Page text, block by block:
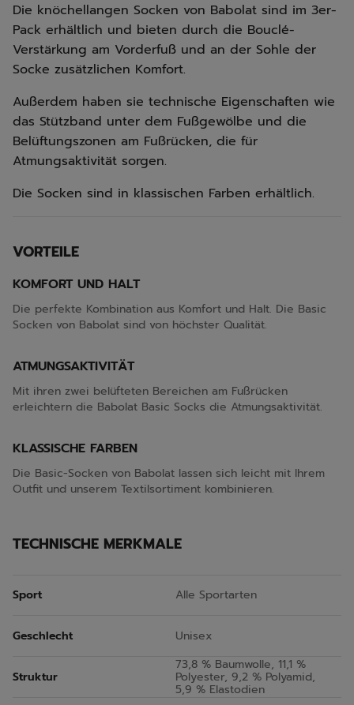
Die knöchellangen Socken von Babolat sind im 3er-
Pack erhältlich und bieten durch die Bouclé-
Verstärkung am Vorderfuß und an der Sohle der
Socke zusätzlichen Komfort.
Außerdem haben sie technische Eigenschaften wie
das Stützband unter dem Fußgewölbe und die
Belüftungszonen am Fußrücken, die für
Atmungsaktivität sorgen.
Die Socken sind in klassischen Farben erhältlich.
VORTEILE
KOMFORT UND HALT
Die perfekte Kombination aus Komfort und Halt. Die Basic
Socken von Babolat sind von höchster Qualität.
ATMUNGSAKTIVITÄT
Mit ihren zwei belüfteten Bereichen am Fußrücken
erleichtern die Babolat Basic Socks die Atmungsaktivität.
KLASSISCHE FARBEN
Die Basic-Socken von Babolat lassen sich leicht mit Ihrem
Outfit und unserem Textilsortiment kombinieren.
TECHNISCHE MERKMALE
Sport Alle Sportarten
Geschlecht Unisex
Struktur
73,8 % Baumwolle, 11,1 %
Polyester, 9,2 % Polyamid,
5,9 % Elastodien